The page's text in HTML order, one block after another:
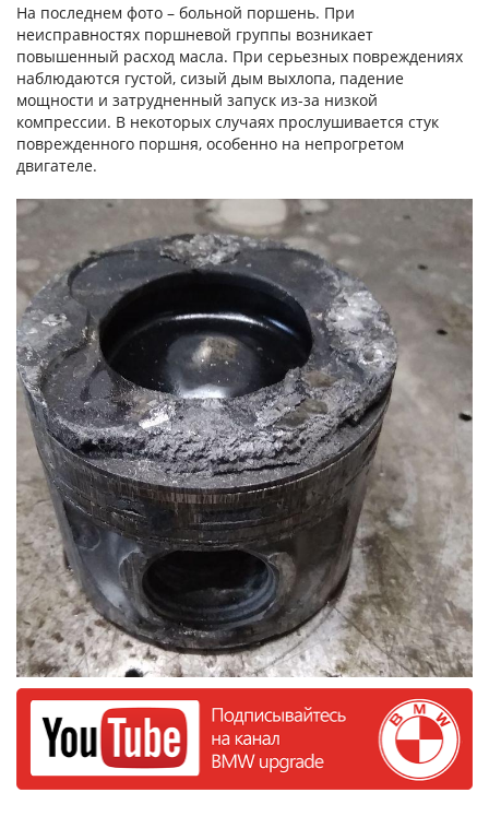
На последнем фото – больной поршень. При
неисправностях поршневой группы возникает
повышенный расход масла. При серьезных повреждениях
наблюдаются густой, сизый дым выхлопа, падение
мощности и затрудненный запуск из-за низкой
компрессии. В некоторых случаях прослушивается стук
поврежденного поршня, особенно на непрогретом
двигателе.